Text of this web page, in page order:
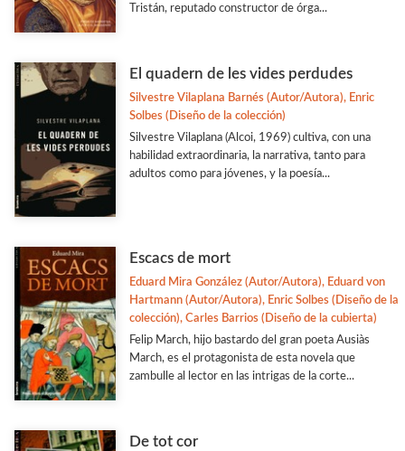
Tristán, reputado constructor de órga...
El quadern de les vides perdudes
Silvestre Vilaplana Barnés (Autor/Autora), Enric
Solbes (Diseño de la colección)
Silvestre Vilaplana (Alcoi, 1969) cultiva, con una
habilidad extraordinaria, la narrativa, tanto para
adultos como para jóvenes, y la poesía...
Escacs de mort
Eduard Mira González (Autor/Autora), Eduard von
Hartmann (Autor/Autora), Enric Solbes (Diseño de la
colección), Carles Barrios (Diseño de la cubierta)
Felip March, hijo bastardo del gran poeta Ausiàs
March, es el protagonista de esta novela que
zambulle al lector en las intrigas de la corte...
De tot cor